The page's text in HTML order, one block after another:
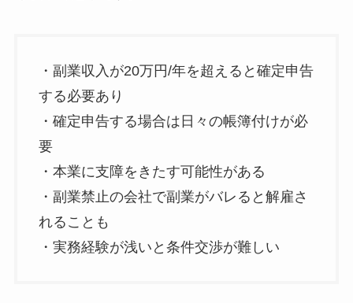
・副業収入が20万円/年を超えると確定申告
する必要あり
・確定申告する場合は日々の帳簿付けが必
要
・本業に支障をきたす可能性がある
・副業禁止の会社で副業がバレると解雇さ
れることも
・実務経験が浅いと条件交渉が難しい